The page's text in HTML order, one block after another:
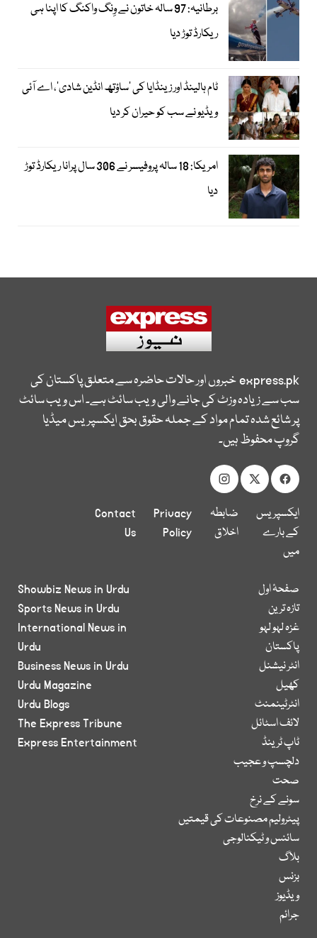
برطانیہ: 97 سالہ خاتون نے وِنگ واکنگ کا اپنا ہی
ریکارڈ توڑ دیا
ٹام ہالینڈ اور زینڈایا کی ’ساؤتھ انڈین شادی‘، اے آئی
ویڈیو نے سب کو حیران کر دیا
امریکا: 18 سالہ پروفیسر نے 306 سال پرانا ریکارڈ توڑ
دیا
express.pkخبروں اور حالات حاضرہ سے متعلق پاکستان کی
سب سے زیادہ وزٹ کی جانے والی ویب سائٹ ہے۔ اس ویب سائٹ
پر شائع شدہ تمام مواد کے جملہ حقوق بحق ایکسپریس میڈیا
گروپ محفوظ ہیں۔
ایکسپریس
کے بارے
میں
ضابطہ
اخلاق
Privacy
Policy
Contact
Us
صفحۂ اول
تازہ ترین
غزہ لہو لہو
پاکستان
انٹر نیشنل
کھیل
انٹرٹینمنٹ
لائف اسٹائل
ٹاپ ٹرینڈ
دلچسپ و عجیب
صحت
سونے کے نرخ
پیٹرولیم مصنوعات کی قیمتیں
سائنس و ٹیکنالوجی
بلاگ
بزنس
ویڈیوز
جرائم
Showbiz News in Urdu
Sports News in Urdu
International News in
Urdu
Business News in Urdu
Urdu Magazine
Urdu Blogs
The Express Tribune
Express Entertainment